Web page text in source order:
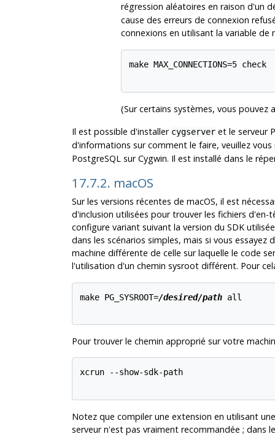
régression aléatoires en raison d'un
cause des erreurs de connexion
connexions en utilisant la variable de
make MAX_CONNECTIONS=5 check
(Sur certains systèmes, vous pouvez
Il est possible d'installer cygserveret le serveur
d'informations sur comment le faire, veuillez
PostgreSQL sur Cygwin. Il est installé dans le
17.7.2. macOS
Sur les versions récentes de macOS, il est
d'inclusion utilisées pour trouver les fichiers
configure variant suivant la version du SDK
dans les scénarios simples, mais si vous
machine différente de celle sur laquelle le code
l'utilisation d'un chemin sysroot différent. Pour
make PG_SYSROOT=/desired/path all
Pour trouver le chemin approprié sur votre
xcrun --show-sdk-path
Notez que compiler une extension en utilisant
serveur n'est pas vraiment recommandée ; dans